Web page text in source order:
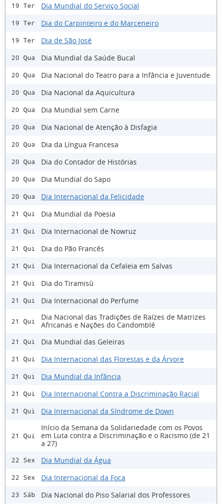
19 Ter Dia Mundial do Serviço Social
19 Ter Dia do Carpinteiro e do Marceneiro
19 Ter Dia de São José
20 Qua Dia Mundial da Saúde Bucal
20 Qua Dia Nacional do Teatro para a Infância e Juventude
20 Qua Dia Nacional da Aquicultura
20 Qua Dia Mundial sem Carne
20 Qua Dia Nacional de Atenção à Disfagia
20 Qua Dia da Língua Francesa
20 Qua Dia do Contador de Histórias
20 Qua Dia Mundial do Sapo
20 Qua Dia Internacional da Felicidade
21 Qui Dia Mundial da Poesia
21 Qui Dia Internacional de Nowruz
21 Qui Dia do Pão Francês
21 Qui Dia Internacional da Cefaleia em Salvas
21 Qui Dia do Tiramisù
21 Qui Dia Internacional do Perfume
21 Qui
Dia Nacional das Tradições de Raízes de Matrizes
Africanas e Nações do Candomblé
21 Qui Dia Mundial das Geleiras
21 Qui Dia Internacional das Florestas e da Árvore
21 Qui Dia Mundial da Infância
21 Qui Dia Internacional Contra a Discriminação Racial
21 Qui Dia Internacional da Síndrome de Down
21 Qui
Início da Semana da Solidariedade com os Povos
em Luta contra a Discriminação e o Racismo (de 21
a 27)
22 Sex Dia Mundial da Água
22 Sex Dia Internacional da Foca
23 Sáb Dia Nacional do Piso Salarial dos Professores